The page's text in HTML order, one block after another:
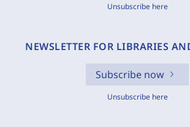
Unsubscribe here
NEWSLETTER FOR LIBRARIES
Subscribe now
Unsubscribe here